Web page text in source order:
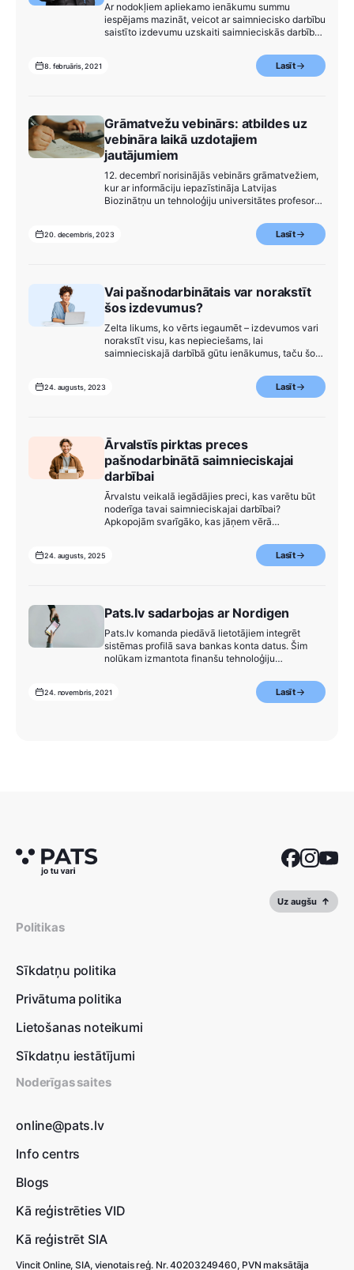
Ar nodokļiem apliekamo ienākumu summu
iespējams mazināt, veicot ar saimniecisko darbību
saistīto izdevumu uzskaiti saimnieciskās darbības
8. februāris, 2021 Lasīt
Grāmatvežu vebinārs: atbildes uz
vebināra laikā uzdotajiem
jautājumiem
12. decembrī norisinājās vebinārs grāmatvežiem,
kur ar informāciju iepazīstināja Latvijas
Biozinātņu un tehnoloģiju universitātes profesore
laikā saņēmām arī dažus jautājumus, uz kuriem
esam sagatavojuši atbildes: Ja iegādājas preci no
20. decembris, 2023 Lasīt
Vai pašnodarbinātais var norakstīt
šos izdevumus?
Zelta likums, ko vērts iegaumēt – izdevumos vari
norakstīt visu, kas nepieciešams, lai
saimnieciskajā darbībā gūtu ienākumus, taču šo
jāpierāda ar atbilstošiem darījuma dokumentiem.
Tomēr ar visiem izdevumu veidiem nav tik
24. augusts, 2023 Lasīt
Ārvalstīs pirktas preces
pašnodarbinātā saimnieciskajai
darbībai
Ārvalstu veikalā iegādājies preci, kas varētu būt
noderīga tavai saimnieciskajai darbībai?
Apkopojām svarīgāko, kas jāņem vērā
attiecinātu uz saimnieciskās darbības
izdevumiem.
24. augusts, 2025 Lasīt
Pats.lv sadarbojas ar Nordigen
Pats.lv komanda piedāvā lietotājiem integrēt
sistēmas profilā sava bankas konta datus. Šim
nolūkam izmantota finanšu tehnoloģiju
24. novembris, 2021 Lasīt
Uz augšu
Vincit Online, SIA, vienotais reģ. Nr. 40203249460, PVN maksātāja
Politikas
Sīkdatņu politika
Privātuma politika
Lietošanas noteikumi
Sīkdatņu iestātījumi
Noderīgas saites
online@pats.lv
Info centrs
Blogs
Kā reģistrēties VID
Kā reģistrēt SIA